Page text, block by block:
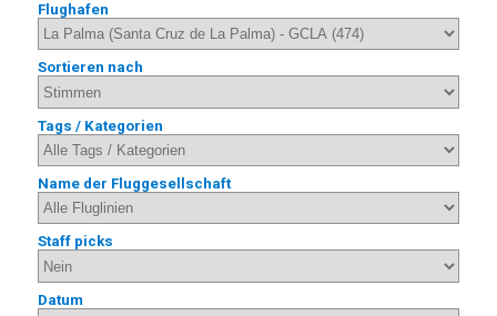
Flughafen
Sortieren nach
Tags / Kategorien
Name der Fluggesellschaft
Staff picks
Datum